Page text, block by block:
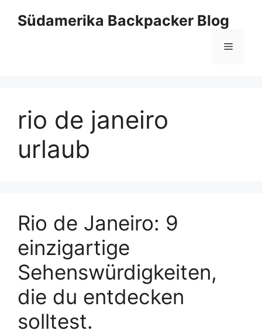
InhaltSüdamerika Backpacker Blog
Menü
rio de janeiro
urlaub
Rio de Janeiro: 9
einzigartige
Sehenswürdigkeiten,
die du entdecken
solltest.